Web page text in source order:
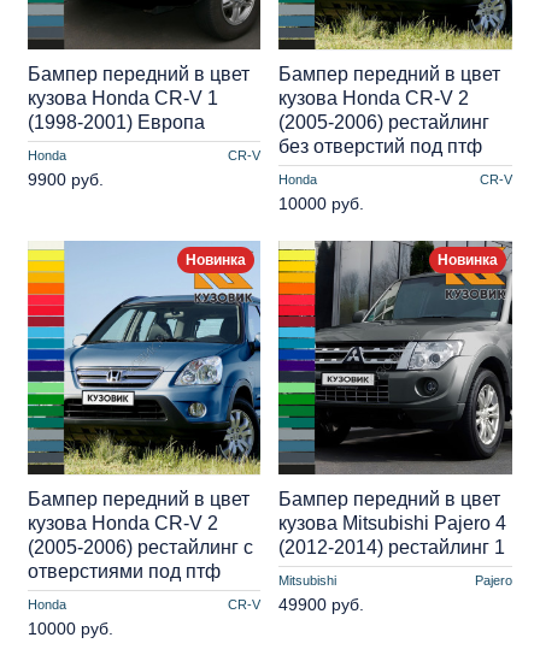
Honda CR-V
Бампер передний в цвет
кузова Honda CR-V 1
(1998-2001) Европа
9900 руб. Honda CR-V
Бампер передний в цвет
кузова Honda CR-V 2
(2005-2006) рестайлинг
без отверстий под птф
10000 руб.
Новинка
Honda CR-V
Бампер передний в цвет
кузова Honda CR-V 2
(2005-2006) рестайлинг с
отверстиями под птф
10000 руб.
Новинка
Mitsubishi Pajero
Бампер передний в цвет
кузова Mitsubishi Pajero 4
(2012-2014) рестайлинг 1
49900 руб.